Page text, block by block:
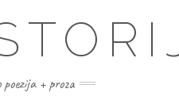
+ proza